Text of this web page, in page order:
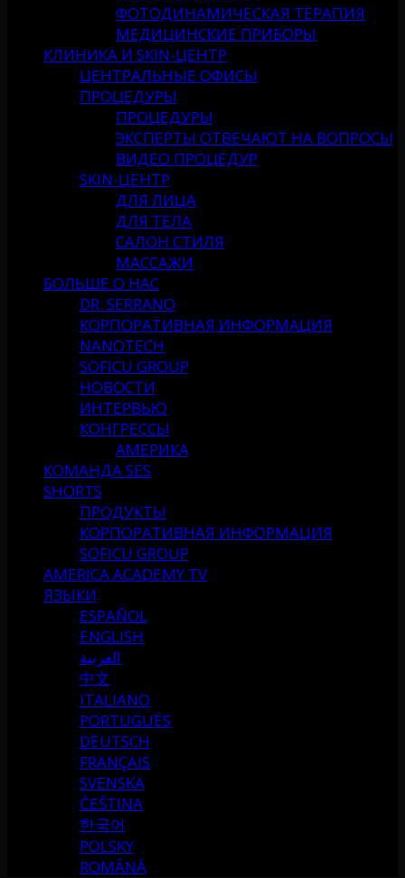
ФОТОДИНАМИЧЕСКАЯ ТЕРАПИЯ
МЕДИЦИНСКИЕ ПРИБОРЫ
КЛИНИКА И SKIN-ЦЕНТР
ЦЕНТРАЛЬНЫЕ ОФИСЫ
ПРОЦЕДУРЫ
ПРОЦЕДУРЫ
ЭКСПЕРТЫ ОТВЕЧАЮТ НА ВОПРОСЫ
ВИДЕО ПРОЦЕДУР
SKIN-ЦЕНТР
ДЛЯ ЛИЦА
ДЛЯ ТЕЛА
САЛОН СТИЛЯ
МАССАЖИ
БОЛЬШЕ О НАС
DR. SERRANO
КОРПОРАТИВНАЯ ИНФОРМАЦИЯ
NANOTECH
SOFICU GROUP
НОВОСТИ
ИНТЕРВЬЮ
КОНГРЕССЫ
АМЕРИКА
КОМАНДА SES
SHORTS
ПРОДУКТЫ
КОРПОРАТИВНАЯ ИНФОРМАЦИЯ
SOFICU GROUP
AMERICA ACADEMY TV
ЯЗЫКИ
ESPAÑOL
ENGLISH
العربية
中文
ITALIANO
PORTUGUÉS
DEUTSCH
FRANÇAIS
SVENSKA
ČEŠTINA
한국어
POLSKY
ROMÂNĂ